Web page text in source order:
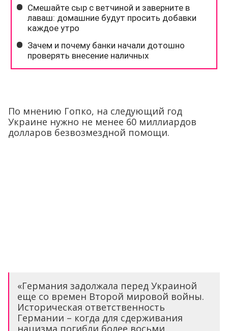
По мнению Гопко, на следующий год
Украине нужно не менее 60 миллиардов
долларов безвозмездной помощи.
«Германия задолжала перед Украиной
еще со времен Второй мировой войны.
Историческая ответственность
Германии – когда для сдерживания